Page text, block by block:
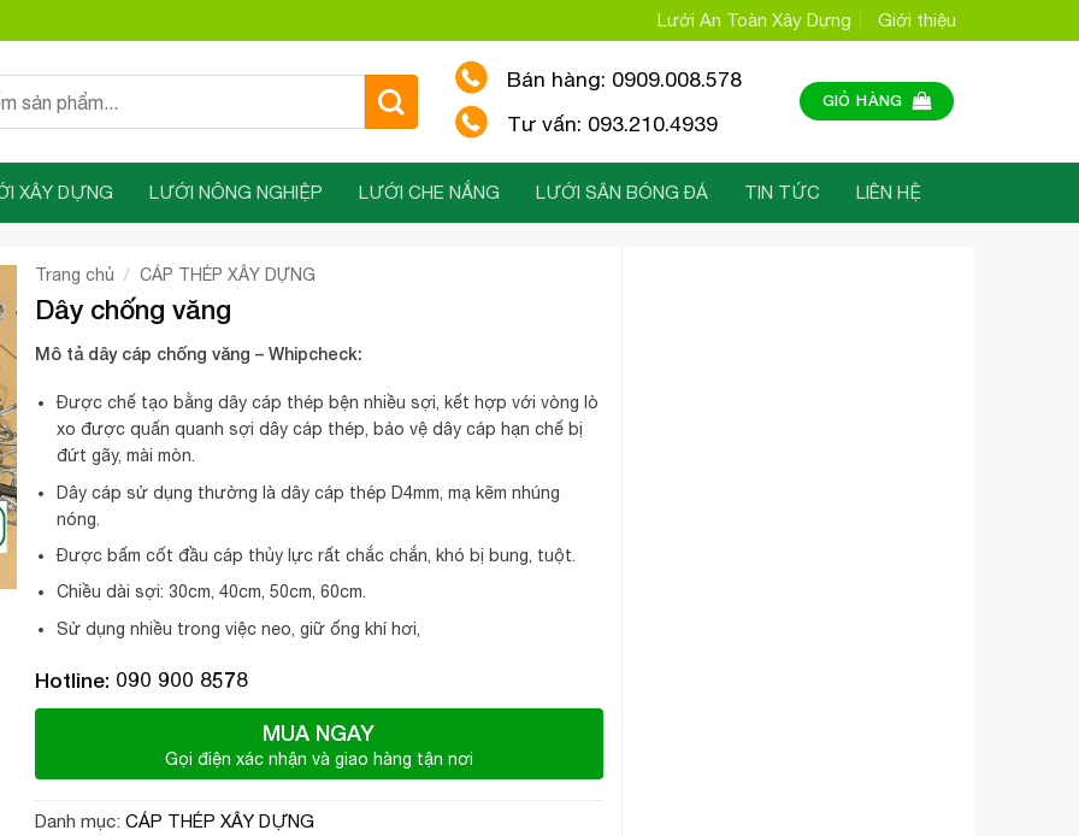
Lưới An Toàn Xây Dựng Giới thiệu
Bán hàng: 0909.008.578
Tư vấn: 093.210.4939
GIỎ HÀNG
XÂY DỰNG LƯỚI NÔNG NGHIỆP LƯỚI CHE NẮNG LƯỚI SÂN BÓNG ĐÁ TIN TỨC LIÊN HỆ
Trang chủ / CÁP THÉP XÂY DỰNG
Dây chống văng
Mô tả dây cáp chống văng – Whipcheck:
Được chế tạo bằng dây cáp thép bện nhiều sợi, kết hợp với vòng lò
xo được quấn quanh sợi dây cáp thép, bảo vệ dây cáp hạn chế bị
đứt gãy, mài mòn.
Dây cáp sử dụng thường là dây cáp thép D4mm, mạ kẽm nhúng
nóng.
Được bấm cốt đầu cáp thủy lực rất chắc chắn, khó bị bung, tuột.
Chiều dài sợi: 30cm, 40cm, 50cm, 60cm.
Sử dụng nhiều trong việc neo, giữ ống khí hơi,
Hotline: 090 900 8578
MUA NGAY
Gọi điện xác nhận và giao hàng tận nơi
Danh mục: CÁP THÉP XÂY DỰNG